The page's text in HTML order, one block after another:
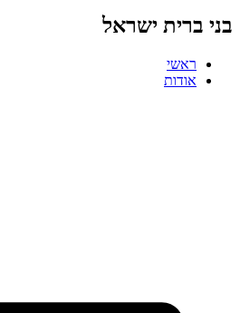
בני ברית ישראל
ראשי
אודות